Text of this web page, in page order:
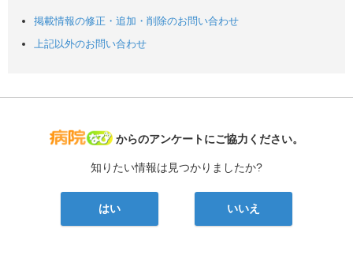
掲載情報の修正・追加・削除のお問い合わせ
上記以外のお問い合わせ
病院なび
からのアンケートにご協力ください。
知りたい情報は見つかりましたか?
はい いいえ